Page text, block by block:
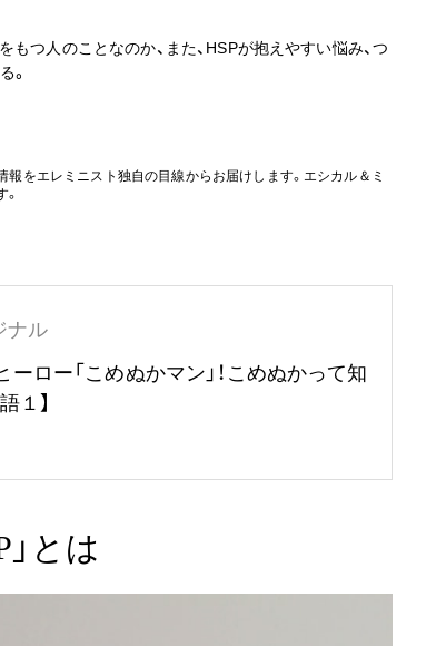
つ人のことなのか、また、HSPが抱えやすい悩み、つ
。
をエレミニスト独自の目線からお届けします。エシカル＆ミ
ナル
ロー「こめぬかマン」！こめぬかって知
１】
とは